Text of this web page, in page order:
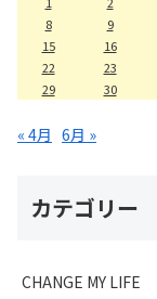
8
9
15
16
22
23
29
30
« 4月 6月 »
カテゴリー
CHANGE MY LIFE